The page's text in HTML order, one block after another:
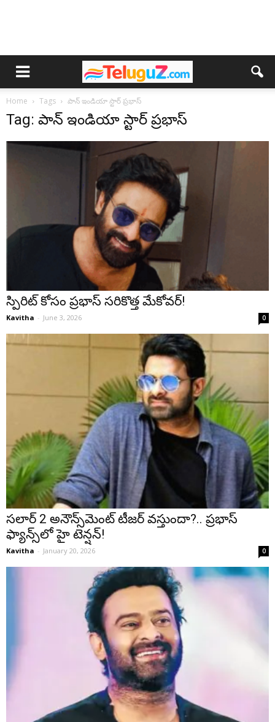
Home Tags పాన్ ఇండియా స్టార్ ప్రభాస్
Tag: పాన్ ఇండియా స్టార్ ప్రభాస్
స్పిరిట్ కోసం ప్రభాస్ సరికొత్త మేకోవర్!
Kavitha - June 3, 2026 0
సలార్ 2 అనౌన్స్‌మెంట్ టీజర్ వస్తుందా?.. ప్రభాస్
ఫ్యాన్స్‌లో హై టెన్షన్!
Kavitha - January 20, 2026 0